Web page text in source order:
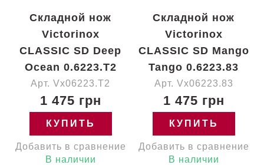
Складной нож
Victorinox
CLASSIC SD Deep
Ocean 0.6223.T2
Арт. Vx06223.T2
1 475 грн
КУПИТЬ
Добавить в сравнение
В наличии
Складной нож
Victorinox
CLASSIC SD Mango
Tango 0.6223.83
Арт. Vx06223.83
1 475 грн
КУПИТЬ
Добавить в сравнение
В наличии